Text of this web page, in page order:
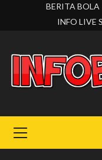
BERITA BOLA
INFO LIVE
Menu